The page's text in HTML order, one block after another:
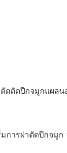
ตัดตัดปีกจมูกแผล
การผ่าตัดปีกจมู